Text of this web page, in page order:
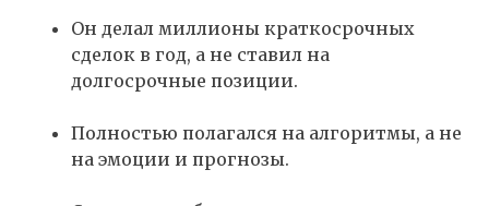
Он делал миллионы краткосрочных
сделок в год, а не ставил на
долгосрочные позиции.
Полностью полагался на алгоритмы, а не
на эмоции и прогнозы.